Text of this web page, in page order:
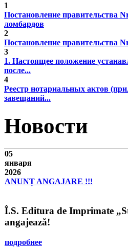
1
Постановление правительства
ломбардов
2
Постановление правительства
3
1. Настоящее положение
после...
4
Реестр нотариальных актов
завещаний...
Новости
05
января
2026
ANUNȚ ANGAJARE !!!
Î.S. Editura de Imprimate
angajează!
подробнее